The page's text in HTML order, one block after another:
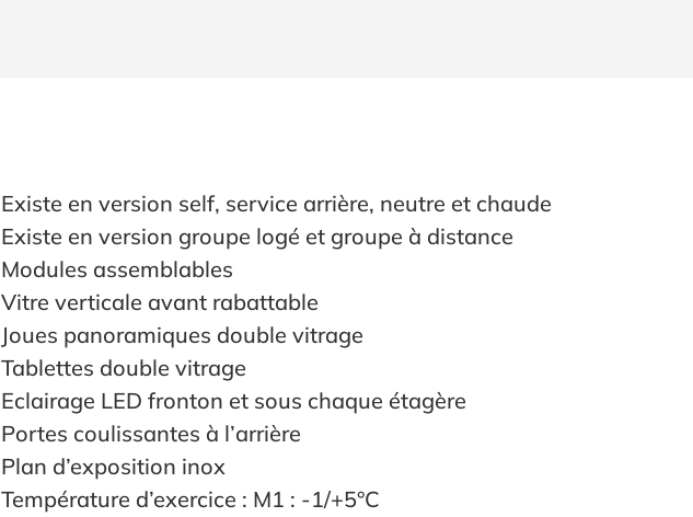
Existe en version self, service arrière, neutre et chaude
Existe en version groupe logé et groupe à distance
Modules assemblables
Vitre verticale avant rabattable
Joues panoramiques double vitrage
Tablettes double vitrage
Eclairage LED fronton et sous chaque étagère
Portes coulissantes à l’arrière
Plan d’exposition inox
Température d’exercice : M1 : -1/+5°C